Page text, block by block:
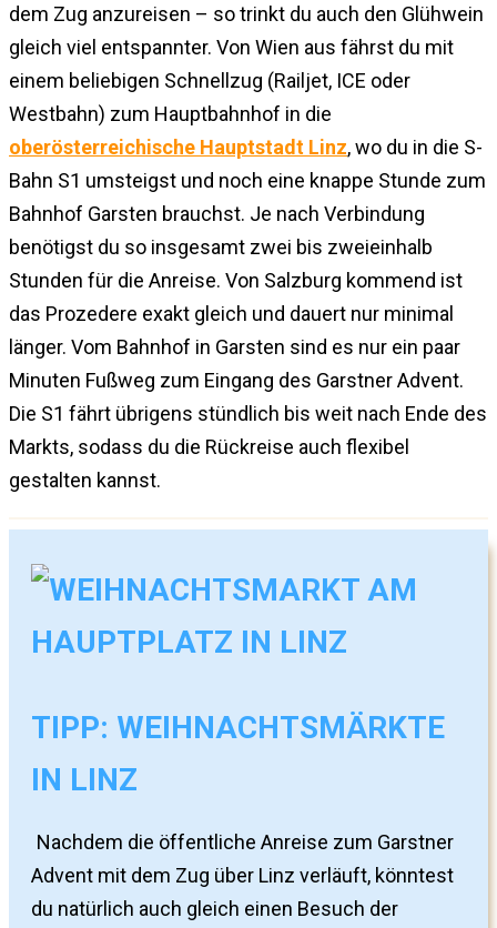
dem Zug anzureisen – so trinkt du auch den Glühwein
gleich viel entspannter. Von Wien aus fährst du mit
einem beliebigen Schnellzug (Railjet, ICE oder
Westbahn) zum Hauptbahnhof in die
oberösterreichische Hauptstadt Linz, wo du in die S-
Bahn S1 umsteigst und noch eine knappe Stunde zum
Bahnhof Garsten brauchst. Je nach Verbindung
benötigst du so insgesamt zwei bis zweieinhalb
Stunden für die Anreise. Von Salzburg kommend ist
das Prozedere exakt gleich und dauert nur minimal
länger. Vom Bahnhof in Garsten sind es nur ein paar
Minuten Fußweg zum Eingang des Garstner Advent.
Die S1 fährt übrigens stündlich bis weit nach Ende des
Markts, sodass du die Rückreise auch flexibel
gestalten kannst.
TIPP: WEIHNACHTSMÄRKTE
IN LINZ
Nachdem die öffentliche Anreise zum Garstner
Advent mit dem Zug über Linz verläuft, könntest
du natürlich auch gleich einen Besuch der